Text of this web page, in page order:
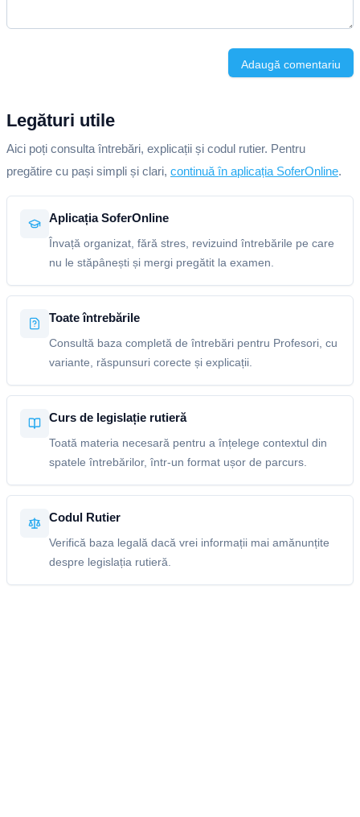
Adaugă comentariu
Legături utile
Aici poți consulta întrebări, explicații și codul rutier. Pentru
pregătire cu pași simpli și clari, continuă în aplicația SoferOnline.
Aplicația SoferOnline
Învață organizat, fără stres, revizuind întrebările pe care
nu le stăpânești și mergi pregătit la examen.
Toate întrebările
Consultă baza completă de întrebări pentru Profesori, cu
variante, răspunsuri corecte și explicații.
Curs de legislație rutieră
Toată materia necesară pentru a înțelege contextul din
spatele întrebărilor, într-un format ușor de parcurs.
Codul Rutier
Verifică baza legală dacă vrei informații mai amănunțite
despre legislația rutieră.